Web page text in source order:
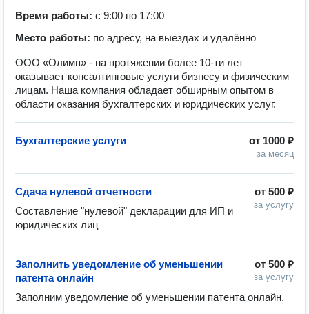
Время работы: с 9:00 по 17:00
Место работы: по адресу, на выездах и удалённо
ООО «Олимп» - на протяжении более 10-ти лет
оказывает консалтинговые услуги бизнесу и физическим
лицам. Наша компания обладает обширным опытом в
области оказания бухгалтерских и юридических услуг.
от 1000 ₽
за месяц
Бухгалтерские услуги
от 500 ₽
за услугу
Сдача нулевой отчетности
Составление "нулевой" декларации для ИП и
юридических лиц
от 500 ₽
за услугу
Заполнить уведомление об уменьшении
патента онлайн
Заполним уведомление об уменьшении патента онлайн.